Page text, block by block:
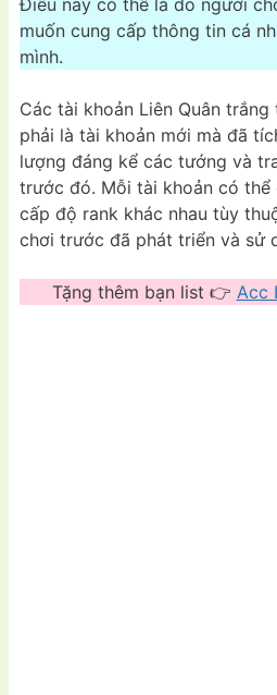
muốn cung cấp thông tin cá
mình.
Các tài khoản Liên Quân
phải là tài khoản mới mà đã
lượng đáng kể các tướng và
trước đó. Mỗi tài khoản có
cấp độ rank khác nhau tùy
chơi trước đã phát triển và sử
Tặng thêm bạn list 👉 Acc